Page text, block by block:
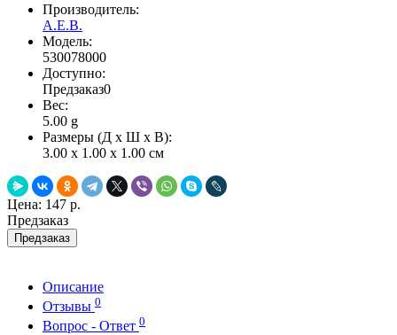
Производитель:
A.E.B.
Модель:
530078000
Доступно:
Предзаказ0
Вес:
5.00 g
Размеры (Д x Ш x В):
3.00 x 1.00 x 1.00 см
Цена: 147 р.
Предзаказ
Предзаказ
Описание
Отзывы 0
Вопрос - Ответ 0